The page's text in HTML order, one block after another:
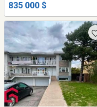
835 000 $